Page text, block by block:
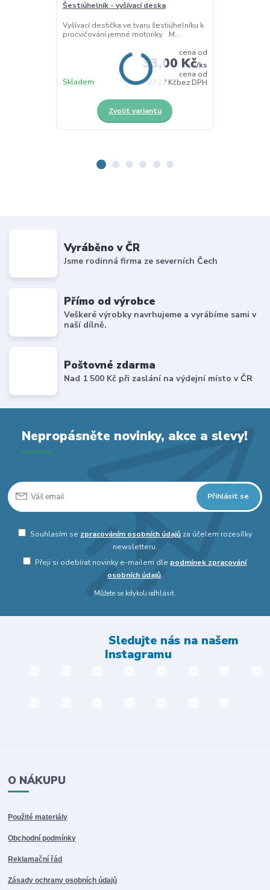
Šestiúhelník - vyšívací deska
Vyšívací destička ve tvaru šestiúhelníku k
procvičování jemné motoriky. M...
cena od
33,00 Kč/ks
cena od
27,27 Kčbez DPH
Skladem
Zvolit variantu
Vyráběno v ČR
Jsme rodinná firma ze severních Čech
Přímo od výrobce
Veškeré výrobky navrhujeme a vyrábíme sami v
naší dílně.
Poštovné zdarma
Nad 1 500 Kč při zaslání na výdejní místo v ČR
Nepropásněte novinky, akce a slevy!
Přihlásit se
Souhlasím se zpracováním osobních údajůza účelem rozesílky
newsletteru.
Přeji si odebírat novinky e-mailem dle podmínek zpracování
osobních údajů.
Můžete se kdykoli odhlásit.
Sledujte nás na našem
Instagramu
O NÁKUPU
Použité materiály
Obchodní podmínky
Reklamační řád
Zásady ochrany osobních údajů